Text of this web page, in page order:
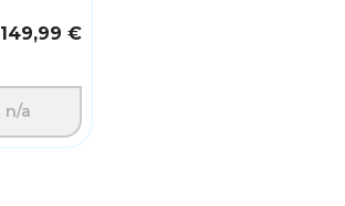
149,99 €
n/a